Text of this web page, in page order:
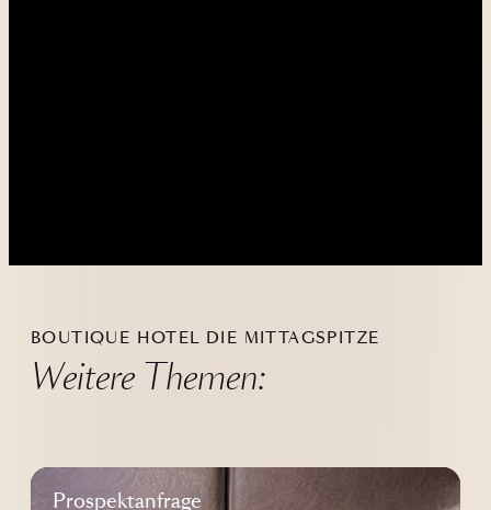
----
BOUTIQUE HOTEL DIE MITTAGSPITZE
Weitere Themen:
Prospektanfrage